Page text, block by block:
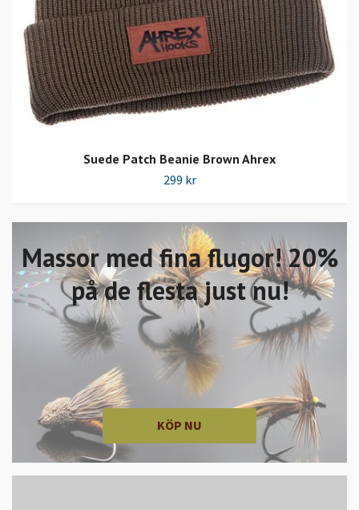
Massor med fina flugor! 20%
på de flesta just nu!
KÖP NU
Suede Patch Beanie Brown Ahrex
299 kr